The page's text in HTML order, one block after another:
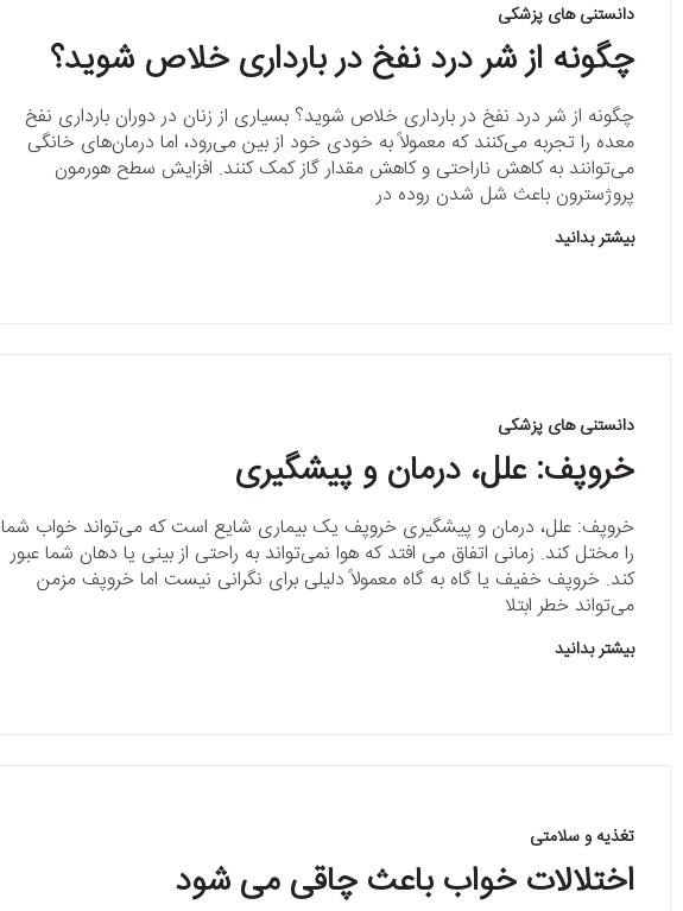
دانستنی های پزشکی
چگونه از شر درد نفخ در بارداری خلاص شوید؟
چگونه از شر درد نفخ در بارداری خلاص شوید؟ بسیاری از زنان در دوران بارداری نفخ
معده را تجربه می‌کنند که معمولاً به خودی خود از بین می‌رود، اما درمان‌های خانگی
می‌توانند به کاهش ناراحتی و کاهش مقدار گاز کمک کنند. افزایش سطح هورمون
پروژسترون باعث شل شدن روده در
بیشتر بدانید
دانستنی های پزشکی
خروپف: علل، درمان و پیشگیری
خروپف: علل، درمان و پیشگیری خروپف یک بیماری شایع است که می‌تواند خواب شما
را مختل کند. زمانی اتفاق می افتد که هوا نمی‌تواند به راحتی از بینی یا دهان شما عبور
کند. خروپف خفیف یا گاه به گاه معمولاً دلیلی برای نگرانی نیست اما خروپف مزمن
می‌تواند خطر ابتلا
بیشتر بدانید
تغذیه و سلامتی
اختلالات خواب باعث چاقی می شود